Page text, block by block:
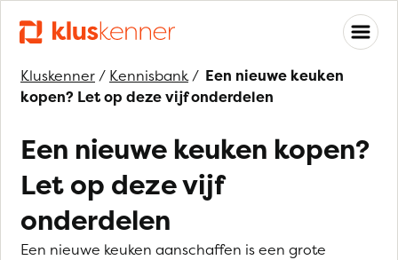
Kluskenner/ Kennisbank/ Een nieuwe keuken
kopen? Let op deze vijf onderdelen
Een nieuwe keuken kopen?
Let op deze vijf
onderdelen
Een nieuwe keuken aanschaffen is een grote